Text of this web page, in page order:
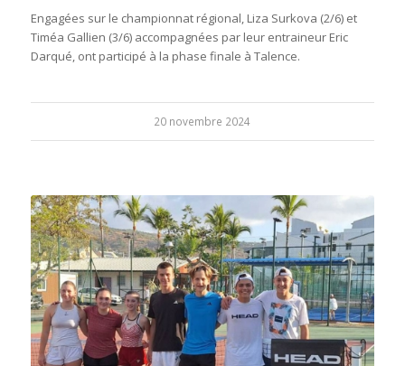
Engagées sur le championnat régional, Liza Surkova (2/6) et
Timéa Gallien (3/6) accompagnées par leur entraineur Eric
Darqué, ont participé à la phase finale à Talence.
20 novembre 2024